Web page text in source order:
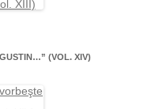
(VOL. XIV)